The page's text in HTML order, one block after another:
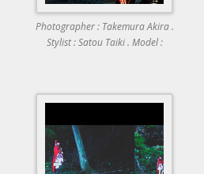
Photographer : Takemura Akira .
Stylist : Satou Taiki . Model :